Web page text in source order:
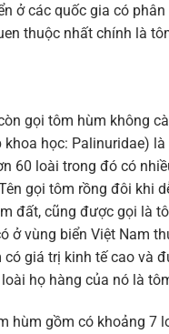
ở các quốc gia có phân
thuộc nhất chính là
gọi tôm hùm không
khoa học: Palinuridae)
60 loài trong đó có
gọi tôm rồng đôi khi
đất, cũng được gọi là
ở vùng biển Việt Nam
giá trị kinh tế cao và
họ hàng của nó là
hùm gồm có khoảng 7